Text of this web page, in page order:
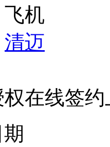
飞机
清迈
在线签约